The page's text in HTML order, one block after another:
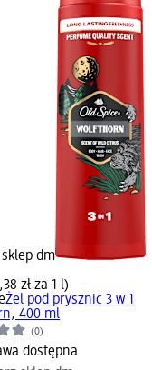
dm
zł za 1 l)
Żel pod prysznic 3 w 1
400 ml
(0)
dostępna